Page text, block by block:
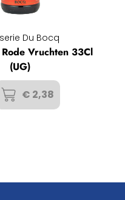
Du Bocq
Vruchten 33Cl
(UG)
€ 2,38